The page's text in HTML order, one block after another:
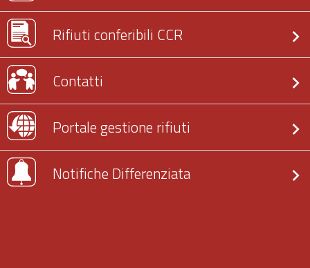
Rifiuti conferibili CCR
Contatti
Portale gestione rifiuti
Notifiche Differenziata